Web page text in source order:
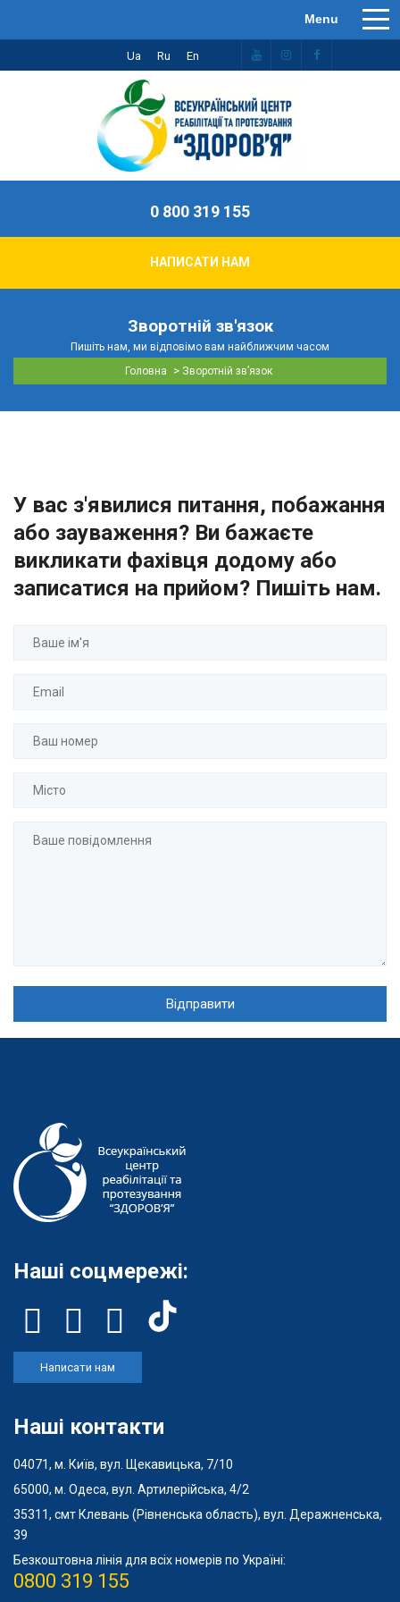
Ua Ru En
0 800 319 155
НАПИСАТИ НАМ
Зворотній зв'язок
Пишіть нам, ми відповімо вам найближчим часом
Головна
> Зворотній зв’язок
У вас з'явилися питання, побажання
або зауваження? Ви бажаєте
викликати фахівця додому або
записатися на прийом? Пишіть нам.
Наші соцмережі:
Написати нам
Наші контакти
04071, м. Київ, вул. Щекавицька, 7/10
65000, м. Одеса, вул. Артилерійська, 4/2
35311, смт Клевань (Рівненська область), вул. Деражненська,
39
Безкоштовна лінія для всіх номерів по Україні:
0800 319 155